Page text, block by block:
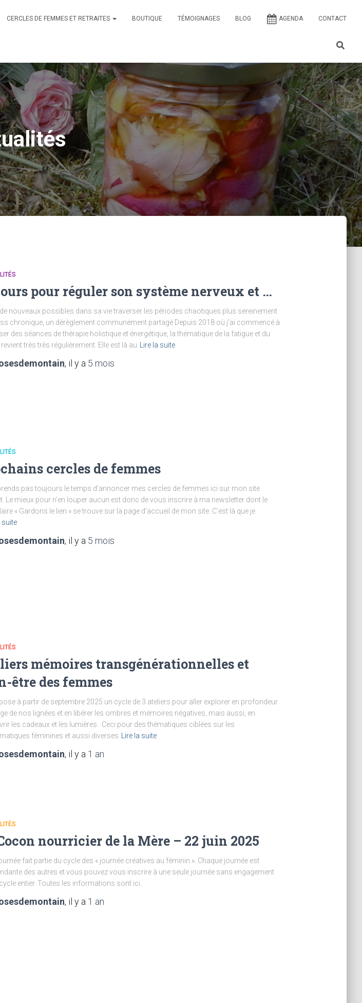
CERCLES DE FEMMES ET RETRAITES BOUTIQUE TÉMOIGNAGES BLOG AGENDA CONTACT
pour réguler son système nerveux et …
nouveaux possibles dans sa vie traverser les périodes chaotiques plus sereinement
chronique, un dérèglement communément partagé Depuis 2018 où j’ai commencé à
des séances de thérapie holistique et énergétique, la thématique de la fatigue et du
très très régulièrement. Elle est là au
Lire la suite
, il y a 5 mois
cercles de femmes
pas toujours le temps d’annoncer mes cercles de femmes ici sur mon site
Le mieux pour n’en louper aucun est donc de vous inscrire à ma newsletter dont le
« Gardons le lien » se trouve sur la page d’accueil de mon site. C’est là que je
suite
, il y a 5 mois
mémoires transgénérationnelles et
être des femmes
à partir de septembre 2025 un cycle de 3 ateliers pour aller explorer en profondeur
de nos lignées et en libérer les ombres et mémoires négatives, mais aussi, en
les cadeaux et les lumières. Ceci pour des thématiques ciblées sur les
féminines et aussi diverses
Lire la suite
, il y a 1 an
nourricier de la Mère – 22 juin 2025
fait partie du cycle des « journée créatives au féminin ». Chaque journée est
des autres et vous pouvez vous inscrire à une seule journée sans engagement
entier. Toutes les informations sont ici.
, il y a 1 an